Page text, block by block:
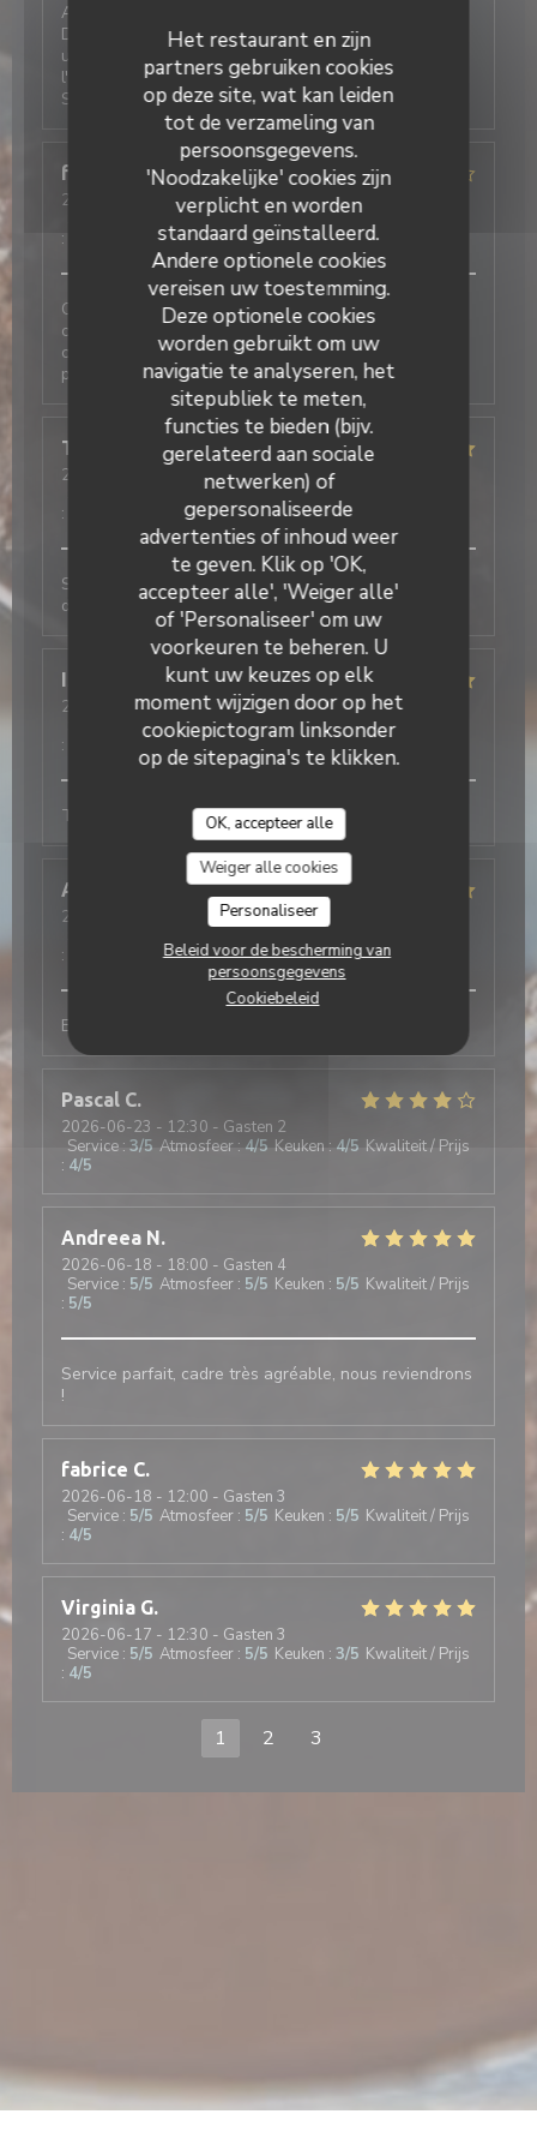
Het restaurant en zijn
partners gebruiken cookies
op deze site, wat kan leiden
tot de verzameling van
persoonsgegevens.
'Noodzakelijke' cookies zijn
verplicht en worden
standaard geïnstalleerd.
Andere optionele cookies
vereisen uw toestemming.
Deze optionele cookies
worden gebruikt om uw
navigatie te analyseren, het
sitepubliek te meten,
functies te bieden (bijv.
gerelateerd aan sociale
netwerken) of
gepersonaliseerde
advertenties of inhoud weer
te geven. Klik op 'OK,
accepteer alle', 'Weiger alle'
of 'Personaliseer' om uw
voorkeuren te beheren. U
kunt uw keuzes op elk
moment wijzigen door op het
cookiepictogram linksonder
op de sitepagina's te klikken.
OK, accepteer alle
Weiger alle cookies
Personaliseer
Beleid voor de bescherming van
persoonsgegevens
Cookiebeleid
Au Café Plume, on est toujours très bien accueillis.
Deux très bonnes expériences de réservation, l'une
un midi pour une petite table (4 adultes, 2 bébés),
l'autre pour un petit déjeuner professionnel à l'étage.
Service impeccable, plats quali. Je recommande
fabienne
R
2026-07-06
- 20:00 - Gasten 2
Atmosfeer:3 /5 Keuken:2/5 Kwaliteit / Prijs
:
Cette note est liée au fait que nous avons fait le
choix de quitter le restaurant avant de commander
car nous avons aperçu une souris dans la salle. Je ne
peux pas évaluer le reste.
Tiffany
2026-07-06
- 12:30 - Gasten 3
Atmosfeer: 5/5 Keuken:
:
Service rapide et agréable, cuisine délicieuse comme
d'habitude! Merci beaucoup
Isabelle
2026-06-29- 12:30 - Gasten 2
/5 Atmosfeer:5/5 Keuken:5/5 Kwaliteit / Prijs
:
Très bons plats, joli cadre, et service pro.
Alaric
2026-06-24
- 20:00 - Gasten 2
:
Excellent restaurant, au top !
Pascal C
2026-06-23 - 12:30 - Gasten 2
Service: 3/5 Atmosfeer: 4/5 Keuken : 4/5 Kwaliteit / Prijs
: 4/5
Andreea N
2026-06-18 - 18:00 - Gasten 4
Service : 5/5 Atmosfeer : 5/5 Keuken : 5/5 Kwaliteit / Prijs
: 5/5
Service parfait, cadre très agréable, nous reviendrons
!
fabrice C
2026-06-18 - 12:00 - Gasten 3
Service : 5/5 Atmosfeer : 5/5 Keuken : 5/5 Kwaliteit / Prijs
: 4/5
Virginia G
2026-06-17 - 12:30 - Gasten 3
Service : 5/5 Atmosfeer : 5/5 Keuken : 3/5 Kwaliteit / Prijs
: 4/5
1 2 3